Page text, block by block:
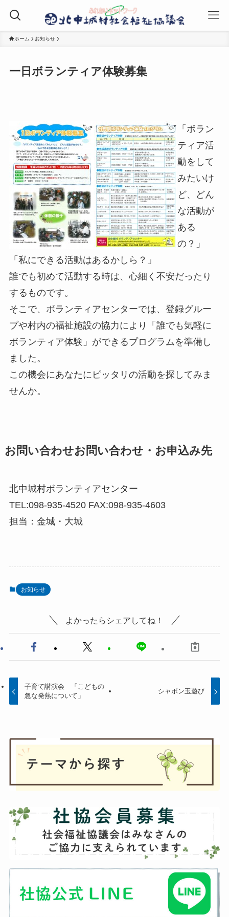
ホーム お知らせ
一日ボランティア体験募集
「ボラン
ティア活
動をして
みたいけ
ど、どん
な活動が
ある
の？」
「私にできる活動はあるかしら？」
誰でも初めて活動する時は、心細く不安だったり
するものです。
そこで、ボランティアセンターでは、登録グルー
プや村内の福祉施設の協力により「誰でも気軽に
ボランティア体験」ができるプログラムを準備し
ました。
この機会にあなたにピッタリの活動を探してみま
せんか。
お問い合わせお問い合わせ・お申込み先
北中城村ボランティアセンター
TEL:098-935-4520 FAX:098-935-4603
担当：金城・大城
お知らせ
よかったらシェアしてね！
子育て講演会 「こどもの
急な発熱について」
シャボン玉遊び